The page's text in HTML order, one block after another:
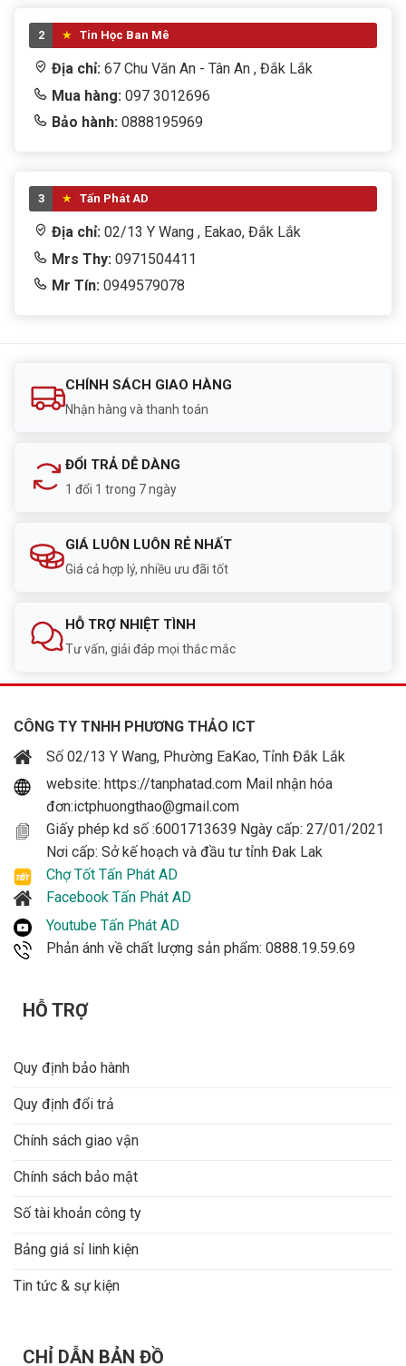
2 Tin Học Ban Mê
Địa chỉ: 67 Chu Văn An - Tân An , Đắk Lắk
Mua hàng: 097 3012696
Bảo hành: 0888195969
3 Tấn Phát AD
Địa chỉ: 02/13 Y Wang , Eakao, Đắk Lắk
Mrs Thy: 0971504411
Mr Tín: 0949579078
CHÍNH SÁCH GIAO HÀNG
Nhận hàng và thanh toán
ĐỔI TRẢ DỄ DÀNG
1 đổi 1 trong 7 ngày
GIÁ LUÔN LUÔN RẺ NHẤT
Giá cả hợp lý, nhiều ưu đãi tốt
HỖ TRỢ NHIỆT TÌNH
Tư vấn, giải đáp mọi thắc mắc
CÔNG TY TNHH PHƯƠNG THẢO ICT
Số 02/13 Y Wang, Phường EaKao, Tỉnh Đắk Lắk
website: https://tanphatad.com Mail nhận hóa
đơn:ictphuongthao@gmail.com
Giấy phép kd số :6001713639 Ngày cấp: 27/01/2021
Nơi cấp: Sở kế hoạch và đầu tư tỉnh Đak Lak
Chợ Tốt Tấn Phát AD
Facebook Tấn Phát AD
Youtube Tấn Phát AD
Phản ánh về chất lượng sản phẩm: 0888.19.59.69
HỖ TRỢ
Quy định bảo hành
Quy định đổi trả
Chính sách giao vận
Chính sách bảo mật
Số tài khoản công ty
Bảng giá sỉ linh kiện
Tin tức & sự kiện
CHỈ DẪN BẢN ĐỒ